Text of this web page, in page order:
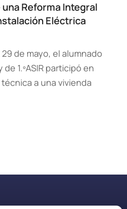
Reforma Integral
Eléctrica
29 de mayo, el alumnado
de 1.ºASIR participó en
a una vivienda